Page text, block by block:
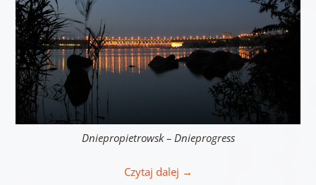
Dniepropietrowsk – Dnieprogress
Czytaj dalej →